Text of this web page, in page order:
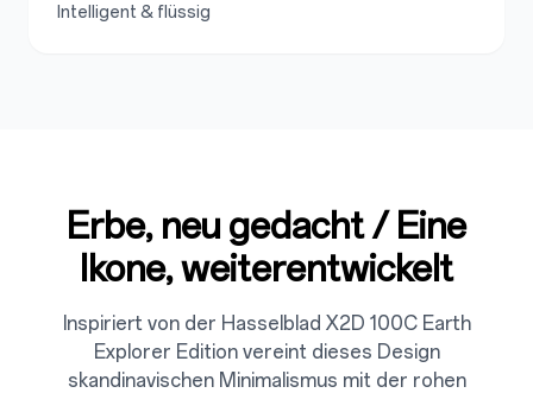
Intelligent & flüssig
Erbe, neu gedacht / Eine
Ikone, weiterentwickelt
Inspiriert von der Hasselblad X2D 100C Earth
Explorer Edition vereint dieses Design
skandinavischen Minimalismus mit der rohen